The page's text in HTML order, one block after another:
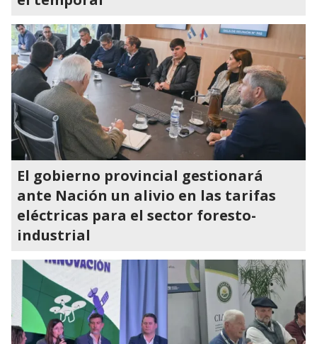
El gobierno provincial gestionará
ante Nación un alivio en las tarifas
eléctricas para el sector foresto-
industrial